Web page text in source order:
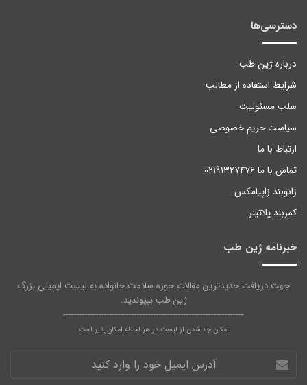
دسترسی‌ها
درباره ژین طب
شرایط استفاده از مطالب
سلب مسئولیت
سیاست حریم خصوصی
ارتباط با ما
تماس با ما ۰۲۱۹۱۳۲۷۴۷۶
زانوبند زاپیامکس
کمربند پلاتینر
خبرنامه ژین طب
جهت دریافت جدیدترین مقالات حوزه سلامت خانواده به لیست ایمیلی بزرگ
ژین طب بپیوندید.
------------------------------------------------------------------
امکان جداشدن از لیست در هر لحظه امکان‌پذیر است
ایمیل